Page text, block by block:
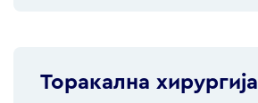
Торакална хирургија